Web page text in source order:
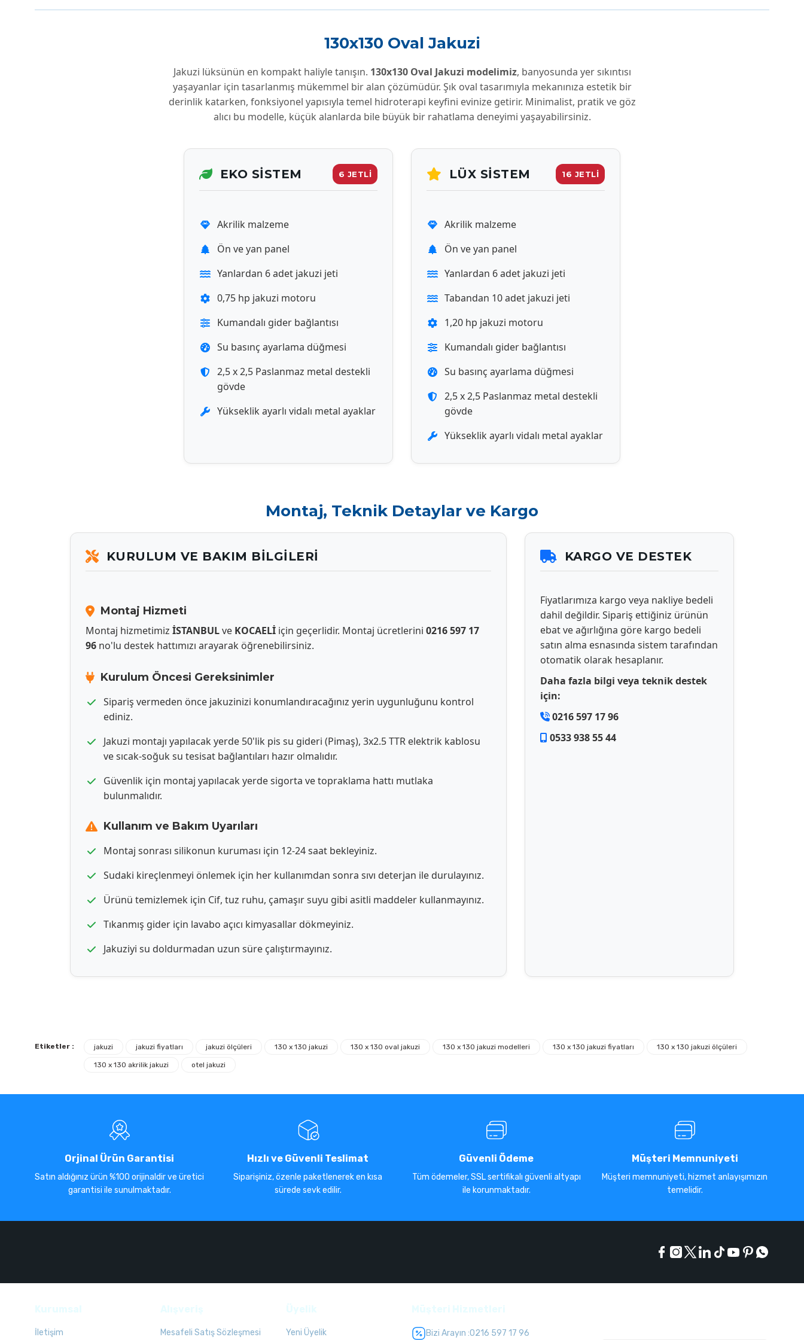
130x130 Oval Jakuzi
Jakuzi lüksünün en kompakt haliyle tanışın. 130x130 Oval Jakuzi modelimiz, banyosunda yer sıkıntısı
yaşayanlar için tasarlanmış mükemmel bir alan çözümüdür. Şık oval tasarımıyla mekanınıza estetik bir
derinlik katarken, fonksiyonel yapısıyla temel hidroterapi keyfini evinize getirir. Minimalist, pratik ve göz
alıcı bu modelle, küçük alanlarda bile büyük bir rahatlama deneyimi yaşayabilirsiniz.
EKO SISTEM 6 JETLİ
Akrilik malzeme
Ön ve yan panel
Yanlardan 6 adet jakuzi jeti
0,75 hp jakuzi motoru
Kumandalı gider bağlantısı
Su basınç ayarlama düğmesi
2,5 x 2,5 Paslanmaz metal destekli
gövde
Yükseklik ayarlı vidalı metal ayaklar
LÜX SISTEM 16 JETLİ
Akrilik malzeme
Ön ve yan panel
Yanlardan 6 adet jakuzi jeti
Tabandan 10 adet jakuzi jeti
1,20 hp jakuzi motoru
Kumandalı gider bağlantısı
Su basınç ayarlama düğmesi
2,5 x 2,5 Paslanmaz metal destekli
gövde
Yükseklik ayarlı vidalı metal ayaklar
Montaj, Teknik Detaylar ve Kargo
KURULUM VE BAKIM BILGILERI
Montaj Hizmeti
Montaj hizmetimiz İSTANBULve KOCAELİ için geçerlidir. Montaj ücretlerini 0216 597 17
96 no'lu destek hattımızı arayarak öğrenebilirsiniz.
Kurulum Öncesi Gereksinimler
Sipariş vermeden önce jakuzinizi konumlandıracağınız yerin uygunluğunu kontrol
ediniz.
Jakuzi montajı yapılacak yerde 50'lik pis su gideri (Pimaş), 3x2.5 TTR elektrik kablosu
ve sıcak-soğuk su tesisat bağlantıları hazır olmalıdır.
Güvenlik için montaj yapılacak yerde sigorta ve topraklama hattı mutlaka
bulunmalıdır.
Kullanım ve Bakım Uyarıları
Montaj sonrası silikonun kuruması için 12-24 saat bekleyiniz.
Sudaki kireçlenmeyi önlemek için her kullanımdan sonra sıvı deterjan ile durulayınız.
Ürünü temizlemek için Cif, tuz ruhu, çamaşır suyu gibi asitli maddeler kullanmayınız.
Tıkanmış gider için lavabo açıcı kimyasallar dökmeyiniz.
Jakuziyi su doldurmadan uzun süre çalıştırmayınız.
KARGO VE DESTEK
Fiyatlarımıza kargo veya nakliye bedeli
dahil değildir. Sipariş ettiğiniz ürünün
ebat ve ağırlığına göre kargo bedeli
satın alma esnasında sistem tarafından
otomatik olarak hesaplanır.
Daha fazla bilgi veya teknik destek
için:
0216 597 17 96
0533 938 55 44
Yorum Yaz
Soru Sor
Etiketler : jakuzi jakuzi fiyatları jakuzi ölçüleri 130 x 130 jakuzi 130 x 130 oval jakuzi 130 x 130 jakuzi modelleri 130 x 130 jakuzi fiyatları 130 x 130 jakuzi ölçüleri
130 x 130 akrilik jakuzi otel jakuzi
Orjinal Ürün Garantisi
Satın aldığınız ürün %100 orijinaldir ve üretici
garantisi ile sunulmaktadır.
Hızlı ve Güvenli Teslimat
Siparişiniz, özenle paketlenerek en kısa
sürede sevk edilir.
Güvenli Ödeme
Tüm ödemeler, SSL sertifikalı güvenli altyapı
ile korunmaktadır.
Müşteri Memnuniyeti
Müşteri memnuniyeti, hizmet anlayışımızın
temelidir.
İletişim Mesafeli Satış Sözleşmesi Yeni Üyelik Bizi Arayın :0216 597 17 96